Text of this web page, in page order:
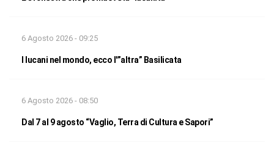
6 Agosto 2026 - 09:25
I lucani nel mondo, ecco l'”altra” Basilicata
6 Agosto 2026 - 08:50
Dal 7 al 9 agosto “Vaglio, Terra di Cultura e Sapori”